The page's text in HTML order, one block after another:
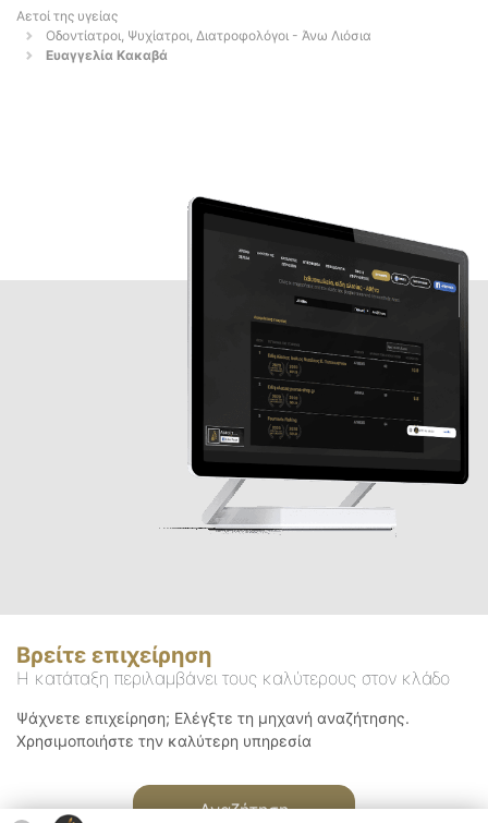
Αετοί της υγείας
Οδοντίατροι, Ψυχίατροι, Διατροφολόγοι - Άνω Λιόσια
Ευαγγελία Κακαβά
Βρείτε επιχείρηση
Η κατάταξη περιλαμβάνει τους καλύτερους στον κλάδο
Ψάχνετε επιχείρηση; Ελέγξτε τη μηχανή αναζήτησης.
Χρησιμοποιήστε την καλύτερη υπηρεσία
Αναζήτηση